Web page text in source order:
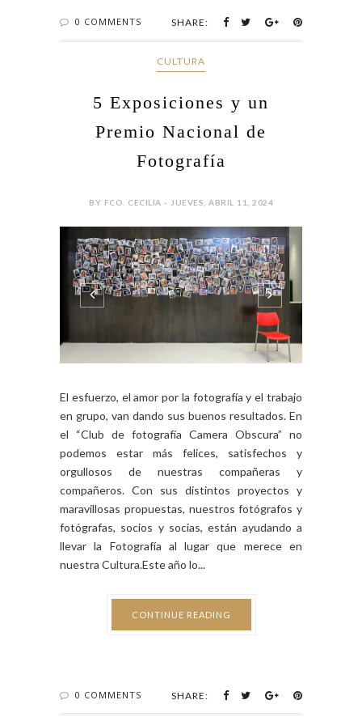
0 COMMENTS SHARE:
CULTURA
5 Exposiciones y un
Premio Nacional de
Fotografía
BY FCO. CECILIA - JUEVES, ABRIL 11, 2024
El esfuerzo, el amor por la fotografía y el trabajo
en grupo, van dando sus buenos resultados. En
el “Club de fotografía Camera Obscura” no
podemos estar más felices, satisfechos y
orgullosos de nuestras compañeras y
compañeros. Con sus distintos proyectos y
maravillosas propuestas, nuestros fotógrafos y
fotógrafas, socios y socias, están ayudando a
llevar la Fotografía al lugar que merece en
nuestra Cultura.Este año lo...
CONTINUE READING
0 COMMENTS SHARE: